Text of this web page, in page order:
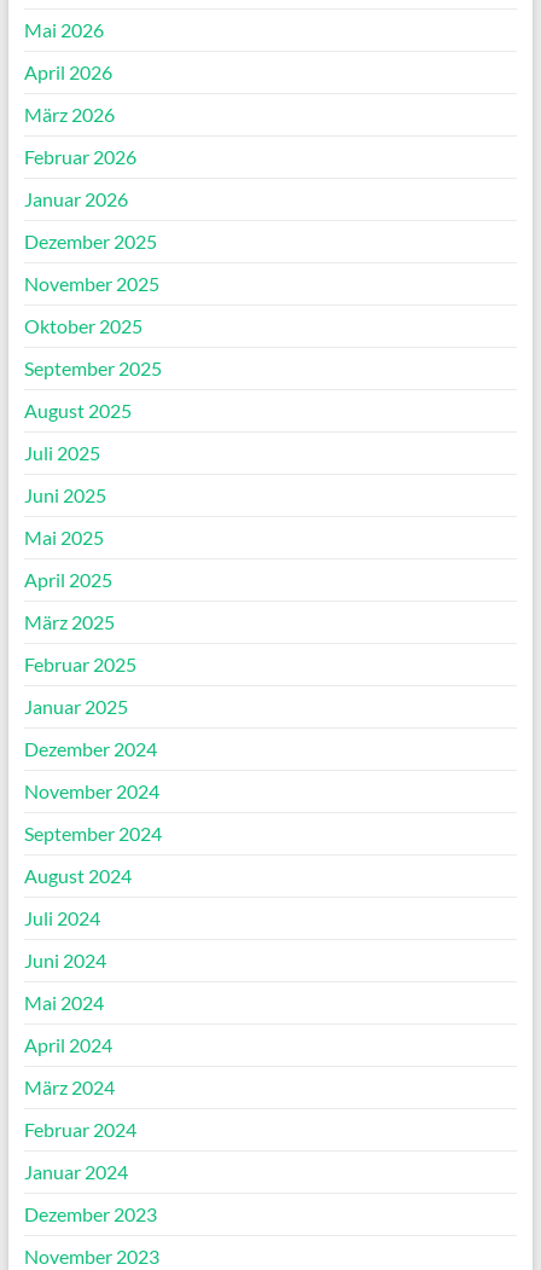
Mai 2026
April 2026
März 2026
Februar 2026
Januar 2026
Dezember 2025
November 2025
Oktober 2025
September 2025
August 2025
Juli 2025
Juni 2025
Mai 2025
April 2025
März 2025
Februar 2025
Januar 2025
Dezember 2024
November 2024
September 2024
August 2024
Juli 2024
Juni 2024
Mai 2024
April 2024
März 2024
Februar 2024
Januar 2024
Dezember 2023
November 2023